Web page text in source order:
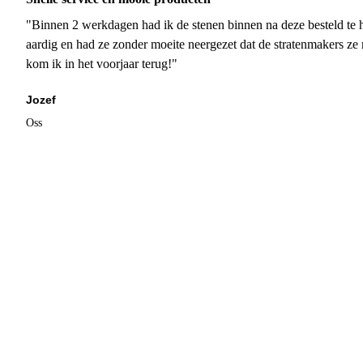
"Binnen 2 werkdagen had ik de stenen binnen na deze besteld
aardig en had ze zonder moeite neergezet dat de stratenmakers
kom ik in het voorjaar terug!"
Jozef
Oss